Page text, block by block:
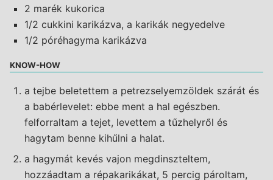
2 marék kukorica
1/2 cukkini karikázva, a karikák negyedelve
1/2 póréhagyma karikázva
KNOW-HOW
a tejbe beletettem a petrezselyemzöldek szárát és
a babérlevelet: ebbe ment a hal egészben.
felforraltam a tejet, levettem a tűzhelyről és
hagytam benne kihűlni a halat.
a hagymát kevés vajon megdinszteltem,
hozzáadtam a répakarikákat, 5 percig pároltam,